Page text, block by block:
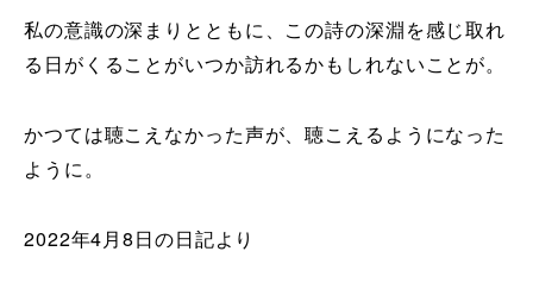
私の意識の深まりとともに、この詩の深淵を感じ取れ
る日がくることがいつか訪れるかもしれないことが。
かつては聴こえなかった声が、聴こえるようになった
ように。
2022年4月8日の日記より